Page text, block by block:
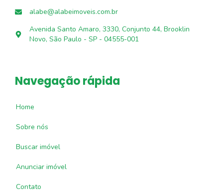
alabe@alabeimoveis.com.br
Avenida Santo Amaro, 3330, Conjunto 44, Brooklin
Novo, São Paulo - SP - 04555-001
Navegação rápida
Home
Sobre nós
Buscar imóvel
Anunciar imóvel
Contato